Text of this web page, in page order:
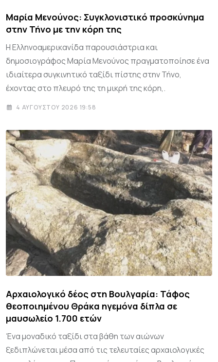
Μαρία Μενούνος: Συγκλονιστικό προσκύνημα
στην Τήνο με την κόρη της
Η Ελληνοαμερικανίδα παρουσιάστρια και
δημοσιογράφος Μαρία Μενούνος πραγματοποίησε ένα
ιδιαίτερα συγκινητικό ταξίδι πίστης στην Τήνο,
έχοντας στο πλευρό της τη μικρή της κόρη,.
4 ΑΥΓΟΎΣΤΟΥ 2026 19:58
Αρχαιολογικό δέος στη Βουλγαρία: Τάφος
θεοποιημένου Θράκα ηγεμόνα δίπλα σε
μαυσωλείο 1.700 ετών
Ένα μοναδικό ταξίδι στα βάθη των αιώνων
ξεδιπλώνεται μέσα από τις τελευταίες αρχαιολογικές